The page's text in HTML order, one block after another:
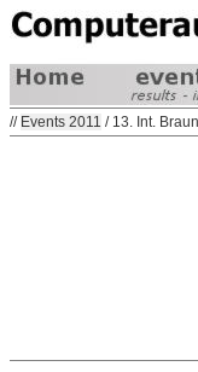
// Events 2011 / 13. Int.